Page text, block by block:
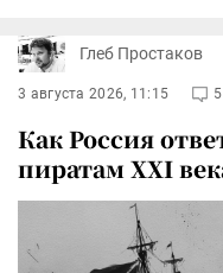
Глеб Простаков
3 августа 2026, 11:15 5
Как Россия
пиратам XXI